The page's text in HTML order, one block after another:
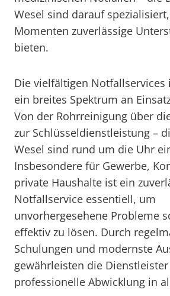
Wesel sind darauf
Momenten zuverlässige
bieten.
Die vielfältigen Notfallservices
ein breites Spektrum an
Von der Rohrreinigung über
zur Schlüsseldienstleistung –
Wesel sind rund um die Uhr
Insbesondere für Gewerbe,
private Haushalte ist ein
Notfallservice essentiell, um
unvorhergesehene Probleme
effektiv zu lösen. Durch
Schulungen und modernste
gewährleisten die
professionelle Abwicklung in